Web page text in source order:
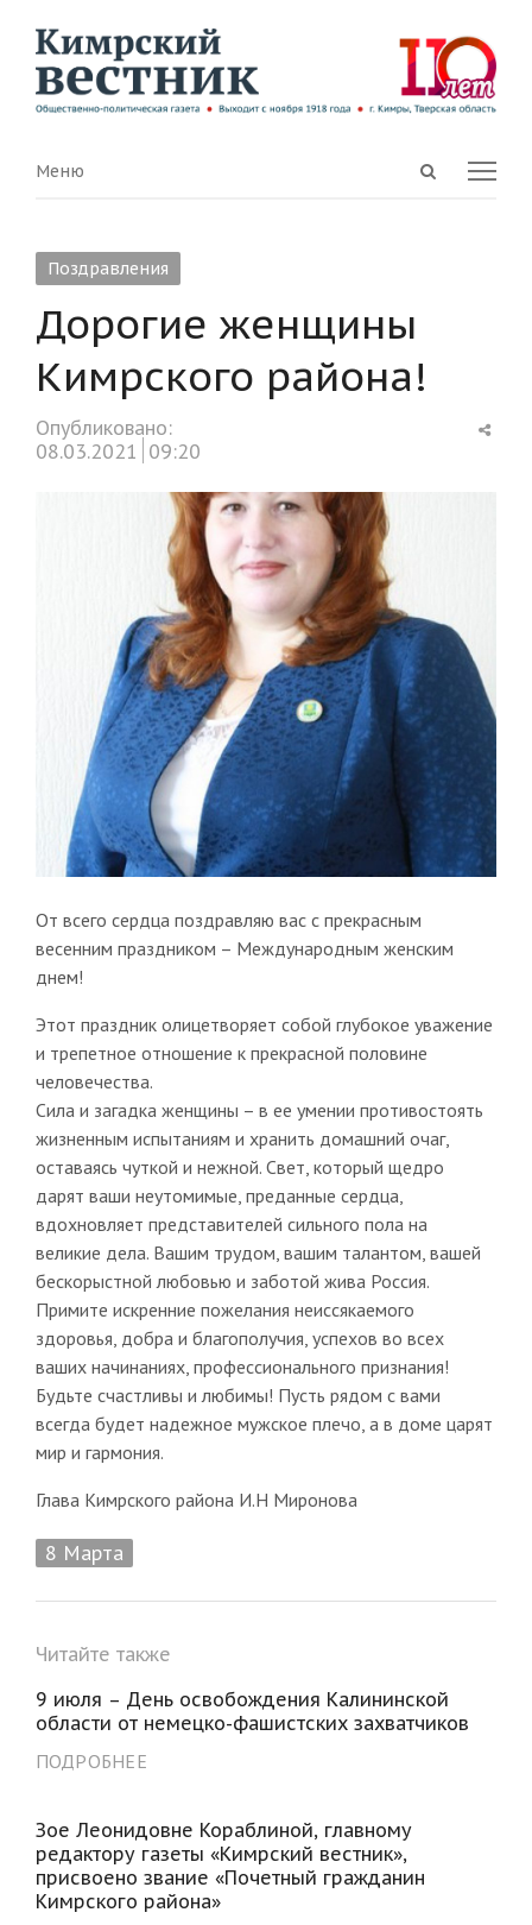
Open
Menu
Меню
Поздравления
Дорогие женщины
Кимрского района!
Опубликовано:
08.03.2021 09:20
От всего сердца поздравляю вас с прекрасным
весенним праздником – Международным женским
днем!
Этот праздник олицетворяет собой глубокое уважение
и трепетное отношение к прекрасной половине
человечества.
Сила и загадка женщины – в ее умении противостоять
жизненным испытаниям и хранить домашний очаг,
оставаясь чуткой и нежной. Свет, который щедро
дарят ваши неутомимые, преданные сердца,
вдохновляет представителей сильного пола на
великие дела. Вашим трудом, вашим талантом, вашей
бескорыстной любовью и заботой жива Россия.
Примите искренние пожелания неиссякаемого
здоровья, добра и благополучия, успехов во всех
ваших начинаниях, профессионального признания!
Будьте счастливы и любимы! Пусть рядом с вами
всегда будет надежное мужское плечо, а в доме царят
мир и гармония.
Глава Кимрского района И.Н Миронова
8 Марта
Читайте также
9 июля – День освобождения Калининской
области от немецко-фашистских захватчиков
ПОДРОБНЕЕ
Зое Леонидовне Кораблиной, главному
редактору газеты «Кимрский вестник»,
присвоено звание «Почетный гражданин
Кимрского района»